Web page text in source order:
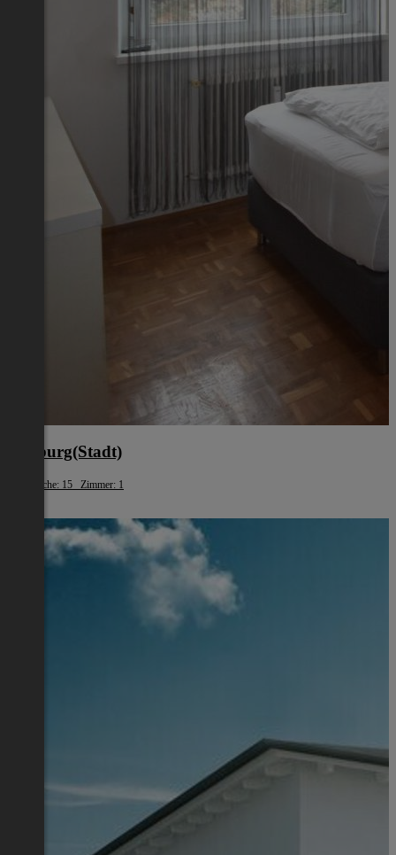
Salzburg(Stadt)
Wohnfläche: 15 Zimmer: 1